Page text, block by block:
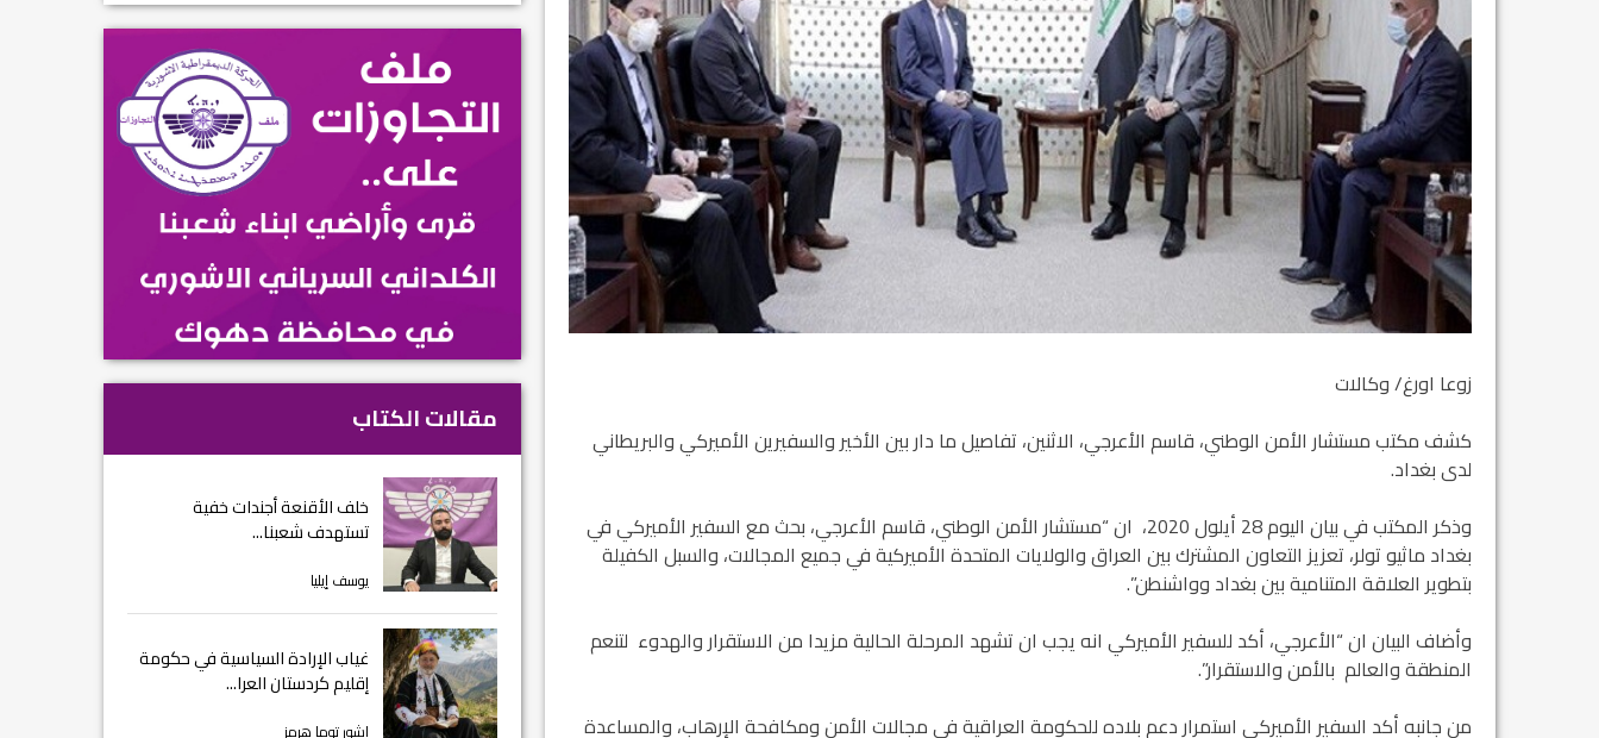
زوعا اورغ/ وكالات
كشف مكتب مستشار الأمن الوطني، قاسم الأعرجي، الاثنين، تفاصيل ما دار بين الأخير والسفيرين الأميركي والبريطاني
لدى بغداد.
وذكر المكتب في بيان اليوم 28 أيلول 2020، ان “مستشار الأمن الوطني، قاسم الأعرجي، بحث مع السفير الأميركي في
بغداد ماثيو تولر، تعزيز التعاون المشترك بين العراق والولايات المتحدة الأميركية في جميع المجالات، والسبل الكفيلة
بتطوير العلاقة المتنامية بين بغداد وواشنطن”.
وأضاف البيان ان “الأعرجي، أكد للسفير الأميركي انه يجب ان تشهد المرحلة الحالية مزيدا من الاستقرار والهدوء لتنعم
المنطقة والعالم بالأمن والاستقرار”.
من جانبه أكد السفير الأميركي استمرار دعم بلاده للحكومة العراقية في مجالات الأمن ومكافحة الإرهاب، والمساعدة
مقالات الكتاب
خلف الأقنعة أجندات خفية
تستهدف شعبنا...
يوسف إيليا
غياب الإرادة السياسية في حكومة
إقليم كردستان العرا...
اشور توما هرمز